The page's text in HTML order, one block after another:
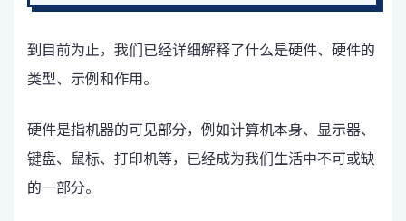
到目前为止，我们已经详细解释了什么是硬件、硬件的
类型、示例和作用。
硬件是指机器的可见部分，例如计算机本身、显示器、
键盘、鼠标、打印机等，已经成为我们生活中不可或缺
的一部分。